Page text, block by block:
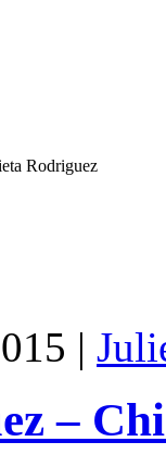
Rodriguez
|
–